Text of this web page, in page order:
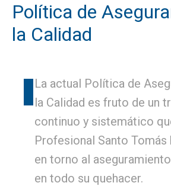
Política de
la Calidad
La actual Política de
la Calidad es fruto de un
continuo y sistemático
Profesional Santo Tomás
en torno al
en todo su quehacer.